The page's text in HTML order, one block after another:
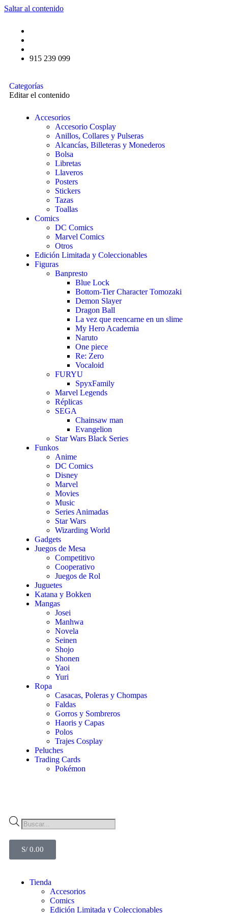
Saltar al contenido
915 239 099
Categorías
Editar el contenido
Accesorios
Accesorio Cosplay
Anillos, Collares y Pulseras
Alcancías, Billeteras y Monederos
Bolsa
Libretas
Llaveros
Posters
Stickers
Tazas
Toallas
Comics
DC Comics
Marvel Comics
Otros
Edición Limitada y Coleccionables
Figuras
Banpresto
Blue Lock
Bottom-Tier Character Tomozaki
Demon Slayer
Dragon Ball
La vez que reencarne en un slime
My Hero Academia
Naruto
One piece
Re: Zero
Vocaloid
FURYU
SpyxFamily
Marvel Legends
Réplicas
SEGA
Chainsaw man
Evangelion
Star Wars Black Series
Funkos
Anime
DC Comics
Disney
Marvel
Movies
Music
Series Animadas
Star Wars
Wizarding World
Gadgets
Juegos de Mesa
Competitivo
Cooperativo
Juegos de Rol
Juguetes
Katana y Bokken
Mangas
Josei
Manhwa
Novela
Seinen
Shojo
Shonen
Yaoi
Yuri
Ropa
Casacas, Poleras y Chompas
Faldas
Gorros y Sombreros
Haoris y Capas
Polos
Trajes Cosplay
Peluches
Trading Cards
Pokémon
S/ 0.00
Tienda
Accesorios
Comics
Edición Limitada y Coleccionables